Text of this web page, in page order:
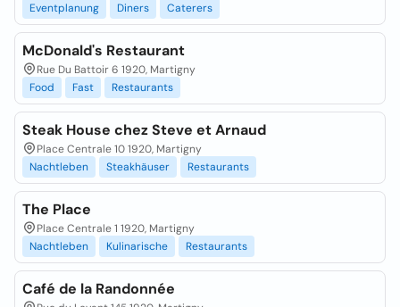
Eventplanung
Diners Caterers
McDonald's Restaurant
Rue Du Battoir 6 1920, Martigny
Food
Fast Restaurants
Steak House chez Steve et Arnaud
Place Centrale 10 1920, Martigny
Nachtleben
Steakhäuser Restaurants
The Place
Place Centrale 1 1920, Martigny
Nachtleben
Kulinarische Restaurants
Café de la Randonnée